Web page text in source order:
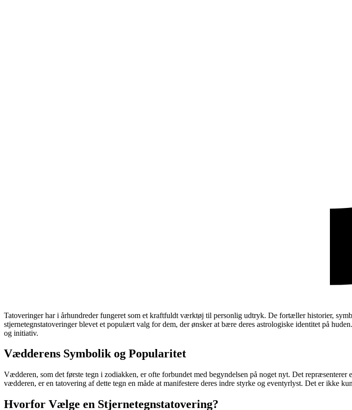
Tatoveringer har i århundreder fungeret som et kraftfuldt værktøj til personlig udtryk. De fortæller historier,
stjernetegnstatoveringer blevet et populært valg for dem, der ønsker at bære deres astrologiske identitet på
og initiativ.
Vædderens Symbolik og Popularitet
Vædderen, som det første tegn i zodiakken, er ofte forbundet med begyndelsen på noget nyt. Det
vædderen, er en tatovering af dette tegn en måde at manifestere deres indre styrke og eventyrlyst. Det er ikke
Hvorfor Vælge en Stjernetegnstatovering?